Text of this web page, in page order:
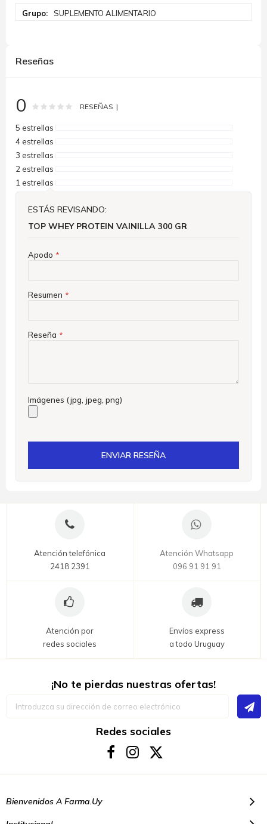
SUPLEMENTO ALIMENTARIO
Reseñas
0 Rating: % of100
RESEÑAS
5 estrellas
4 estrellas
3 estrellas
2 estrellas
1 estrellas
ESTÁS REVISANDO:
TOP WHEY PROTEIN VAINILLA 300 GR
Apodo
Resumen
Reseña
Imágenes (jpg, jpeg, png)
ENVIAR RESEÑA
Atención telefónica
2418 2391
Atención Whatsapp
096 91 91 91
Atención por
redes sociales
Envíos express
a todo Uruguay
¡No te pierdas nuestras ofertas!
Redes sociales
Bienvenidos A Farma.uy